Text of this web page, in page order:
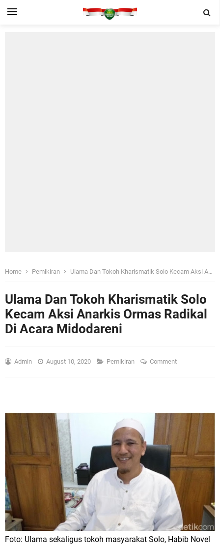
Home Pemikiran Ulama Dan Tokoh Kharismatik Solo Kecam Aksi Anarkis Ormas Radikal Di Acara Midodareni
Ulama Dan Tokoh Kharismatik Solo
Kecam Aksi Anarkis Ormas Radikal
Di Acara Midodareni
Admin August 10, 2020 Pemikiran Comment
Foto: Ulama sekaligus tokoh masyarakat Solo, Habib Novel